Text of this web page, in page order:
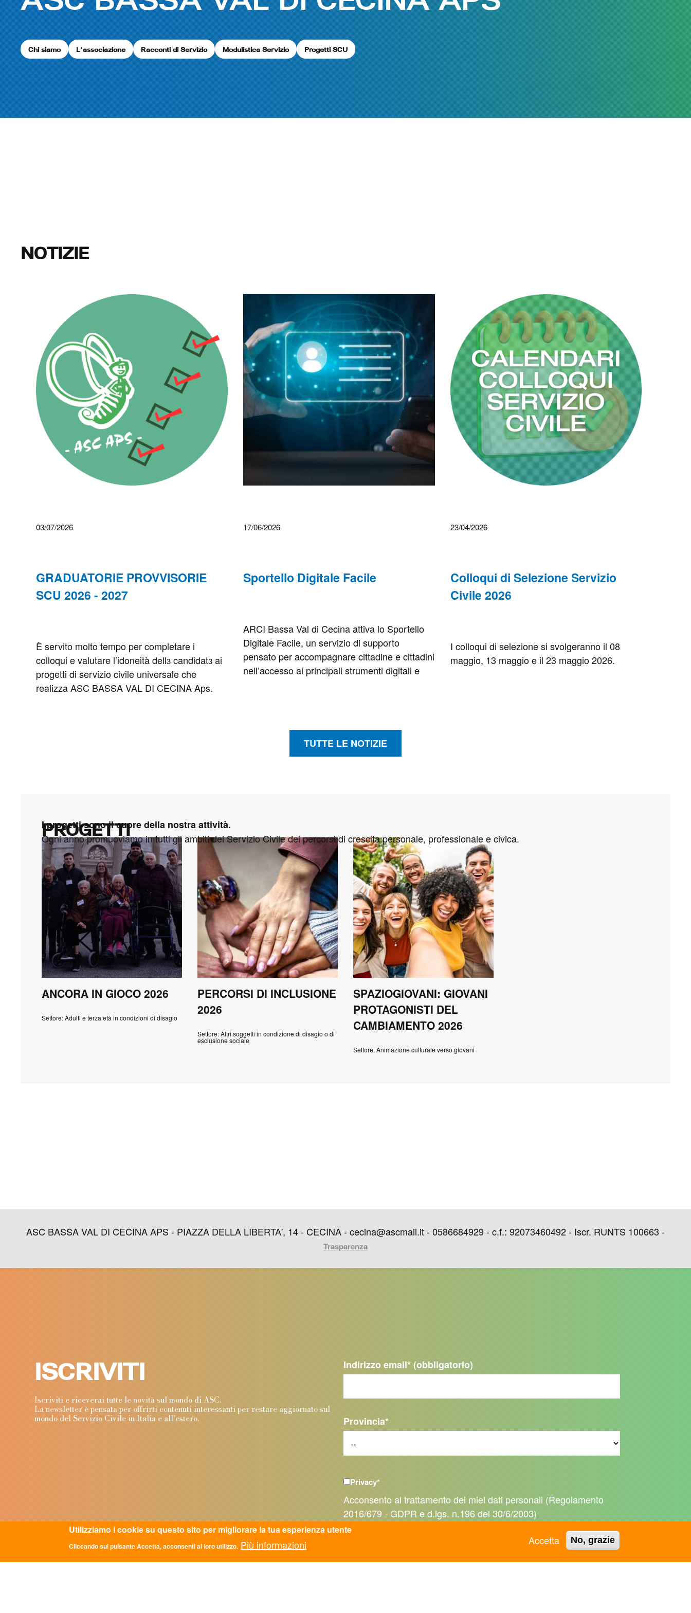
Chi siamo L'associazione Racconti di Servizio Modulistica Servizio Progetti SCU
NOTIZIE
03/07/2026
GRADUATORIE PROVVISORIE
SCU 2026 - 2027
È servito molto tempo per completare i
colloqui e valutare l’idoneità dellɜ candidatɜ ai
progetti di servizio civile universale che
realizza ASC BASSA VAL DI CECINA Aps.
17/06/2026
Sportello Digitale Facile
ARCI Bassa Val di Cecina attiva lo Sportello
Digitale Facile, un servizio di supporto
pensato per accompagnare cittadine e cittadini
nell’accesso ai principali strumenti digitali e
23/04/2026
Colloqui di Selezione Servizio
Civile 2026
I colloqui di selezione si svolgeranno il 08
maggio, 13 maggio e il 23 maggio 2026.
TUTTE LE NOTIZIE
PROGETTI
I progetti sono il cuore della nostra attività.
Ogni anno promuoviamo in tutti gli ambiti del Servizio Civile dei percorsi di crescita personale, professionale e civica.
ANCORA IN GIOCO 2026
Settore: Adulti e terza età in condizioni di disagio
PERCORSI DI INCLUSIONE
2026
Settore: Altri soggetti in condizione di disagio o di
esclusione sociale
SPAZIOGIOVANI: GIOVANI
PROTAGONISTI DEL
CAMBIAMENTO 2026
Settore: Animazione culturale verso giovani
ASC BASSA VAL DI CECINA APS - PIAZZA DELLA LIBERTA', 14 - CECINA - cecina@ascmail.it - 0586684929 - c.f.: 92073460492 - Iscr. RUNTS 100663 -
Trasparenza
ISCRIVITI
Iscriviti e riceverai tutte le novità sul mondo di ASC.
La newsletter è pensata per offrirti contenuti interessanti per restare aggiornato sul
mondo del Servizio Civile in Italia e all'estero.
Indirizzo email* (obbligatorio)
Provincia*
Privacy*
Acconsento al trattamento dei miei dati personali (Regolamento
2016/679 - GDPR e d.lgs. n.196 del 30/6/2003)
Utilizziamo i cookie su questo sito per migliorare la tua esperienza utente
Cliccando sul pulsante Accetta, acconsenti al loro utilizzo. Più informazioni Accetta No, grazie